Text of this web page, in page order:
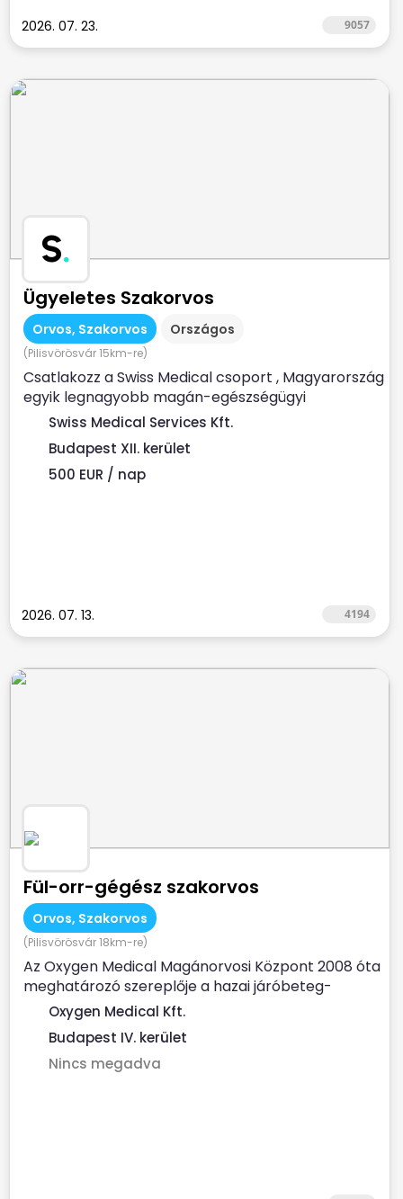
2026. 07. 23. 9057
S.
Ügyeletes Szakorvos
Orvos, Szakorvos Országos
(Pilisvörösvár 15km-re)
Csatlakozz a Swiss Medical csoport , Magyarország
egyik legnagyobb magán-egészségügyi
szolgáltatójához ...
Swiss Medical Services Kft.
Budapest XII. kerület
500 EUR / nap
2026. 07. 13. 4194
Fül-orr-gégész szakorvos
Orvos, Szakorvos
(Pilisvörösvár 18km-re)
Az Oxygen Medical Magánorvosi Központ 2008 óta
meghatározó szereplője a hazai járóbeteg-
szakellátásnak. Az...
Oxygen Medical Kft.
Budapest IV. kerület
Nincs megadva